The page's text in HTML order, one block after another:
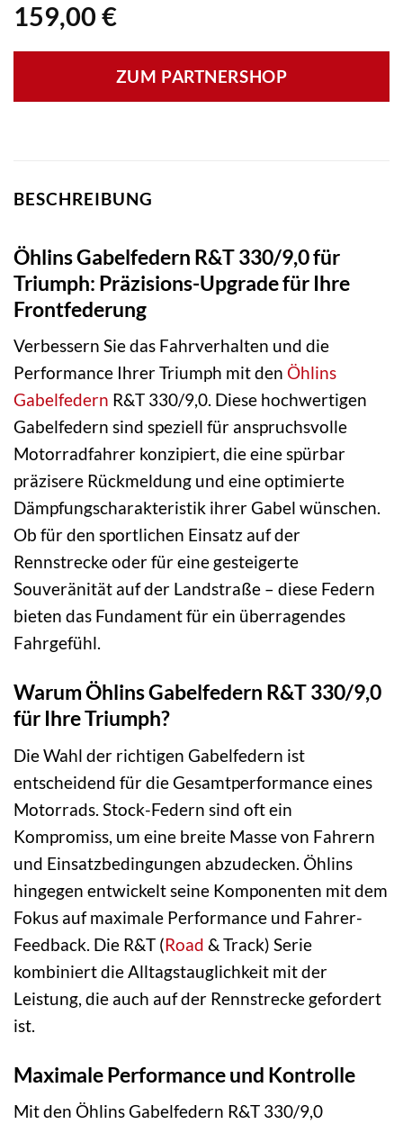
159,00 €
ZUM PARTNERSHOP
BESCHREIBUNG
Öhlins Gabelfedern R&T 330/9,0 für
Triumph: Präzisions-Upgrade für Ihre
Frontfederung
Verbessern Sie das Fahrverhalten und die
Performance Ihrer Triumph mit den Öhlins
Gabelfedern R&T 330/9,0. Diese hochwertigen
Gabelfedern sind speziell für anspruchsvolle
Motorradfahrer konzipiert, die eine spürbar
präzisere Rückmeldung und eine optimierte
Dämpfungscharakteristik ihrer Gabel wünschen.
Ob für den sportlichen Einsatz auf der
Rennstrecke oder für eine gesteigerte
Souveränität auf der Landstraße – diese Federn
bieten das Fundament für ein überragendes
Fahrgefühl.
Warum Öhlins Gabelfedern R&T 330/9,0
für Ihre Triumph?
Die Wahl der richtigen Gabelfedern ist
entscheidend für die Gesamtperformance eines
Motorrads. Stock-Federn sind oft ein
Kompromiss, um eine breite Masse von Fahrern
und Einsatzbedingungen abzudecken. Öhlins
hingegen entwickelt seine Komponenten mit dem
Fokus auf maximale Performance und Fahrer-
Feedback. Die R&T (Road & Track) Serie
kombiniert die Alltagstauglichkeit mit der
Leistung, die auch auf der Rennstrecke gefordert
ist.
Maximale Performance und Kontrolle
Mit den Öhlins Gabelfedern R&T 330/9,0